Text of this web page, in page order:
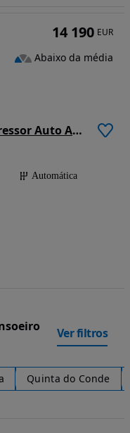
Mercedes-Benz CLK 200 Kompressor Auto Avantgarde
Automática
14 190 EUR
Abaixo da média
Ver filtros
Quinta do Conde